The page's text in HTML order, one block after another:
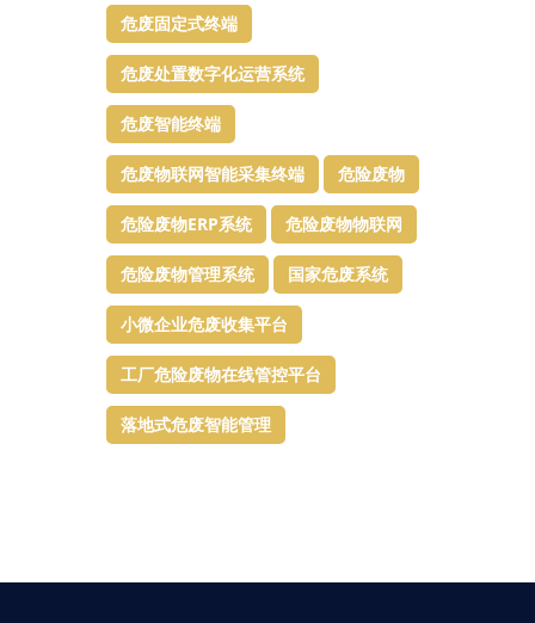
危废固定式终端
危废处置数字化运营系统
危废智能终端
危废物联网智能采集终端 危险废物
危险废物ERP系统 危险废物物联网
危险废物管理系统 国家危废系统
小微企业危废收集平台
工厂危险废物在线管控平台
落地式危废智能管理